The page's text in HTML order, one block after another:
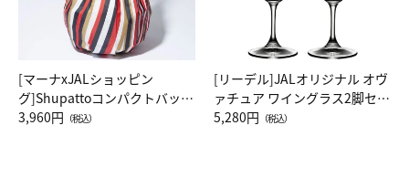
[マーナxJALショッピン
グ]Shupattoコンパクトバッグ
Drop JAL客室乗務員（LC）ス
3,960円 （税込）
[リーデル]JALオリジナル オヴ
ァチュア ワイングラス2脚セッ
ト（レッドワイン）
5,280円 （税込）